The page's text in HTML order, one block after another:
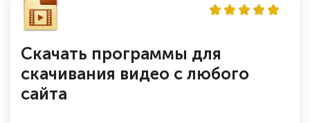
Скачать программы для
скачивания видео с любого
сайта